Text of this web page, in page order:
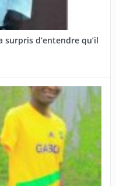
d’entendre qu’il